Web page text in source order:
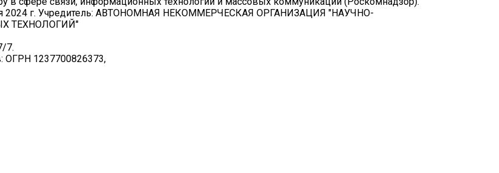
2024 г. Учредитель: АВТОНОМНАЯ НЕКОММЕРЧЕСКАЯ ОРГАНИЗАЦИЯ "НАУЧНО-
ТЕХНОЛОГИЙ"
7.
ОГРН 1237700826373,